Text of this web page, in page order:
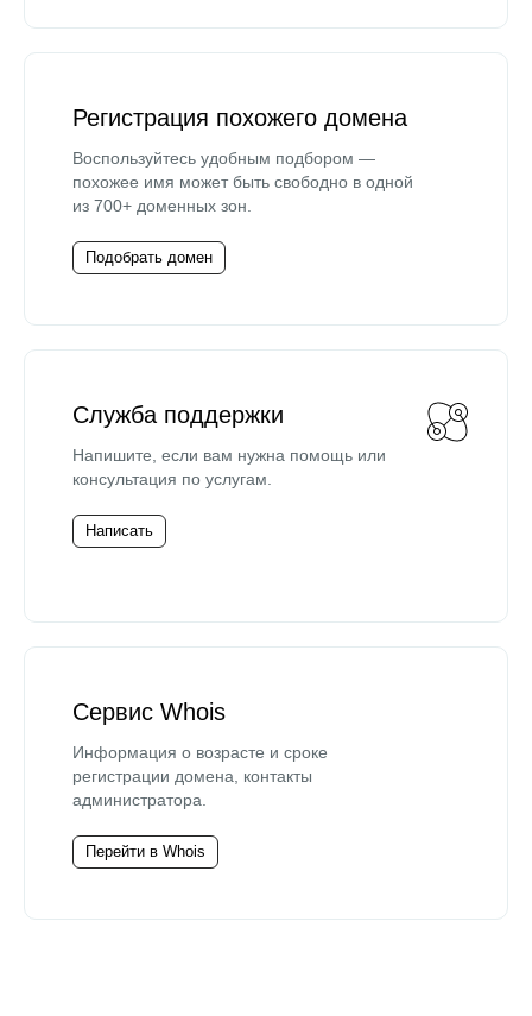
Регистрация похожего домена
Воспользуйтесь удобным подбором —
похожее имя может быть свободно в одной
из 700+ доменных зон.
Подобрать домен
Служба поддержки
Напишите, если вам нужна помощь или
консультация по услугам.
Написать
Сервис Whois
Информация о возрасте и сроке
регистрации домена, контакты
администратора.
Перейти в Whois